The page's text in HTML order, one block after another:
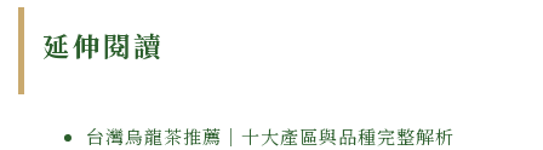
延伸閱讀
台灣烏龍茶推薦｜十大產區與品種完整解析